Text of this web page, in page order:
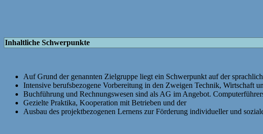
Inhaltliche Schwerpunkte
Auf Grund der genannten Zielgruppe liegt ein Schwerpunkt auf der
Intensive berufsbezogene Vorbereitung in den Zweigen Technik, Wirtschaft
Buchführung und Rechnungswesen sind als AG im Angebot.
Gezielte Praktika, Kooperation mit Betrieben und der
Ausbau des projektbezogenen Lernens zur Förderung individueller und